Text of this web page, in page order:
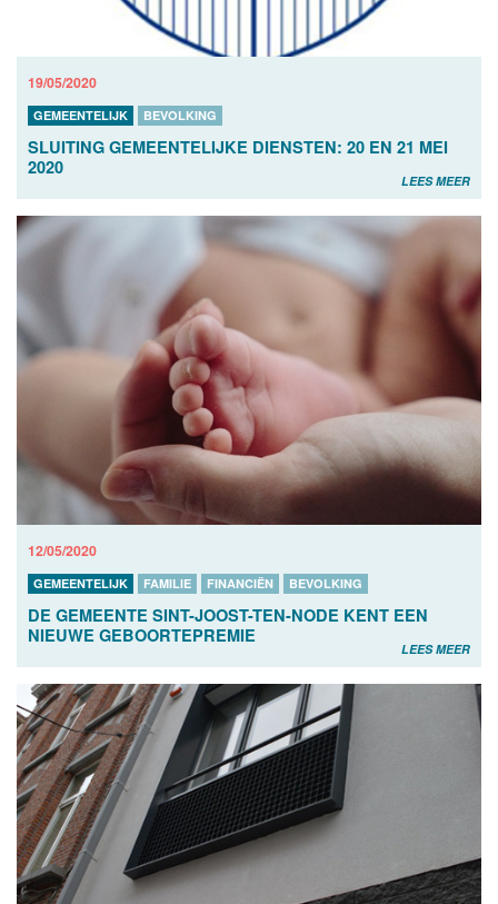
19/05/2020
GEMEENTELIJK BEVOLKING
SLUITING GEMEENTELIJKE DIENSTEN: 20 EN 21 MEI
2020
LEES MEER
12/05/2020
GEMEENTELIJK FAMILIE FINANCIËN BEVOLKING
DE GEMEENTE SINT-JOOST-TEN-NODE KENT EEN
NIEUWE GEBOORTEPREMIE
LEES MEER